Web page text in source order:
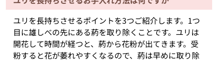
ユリを長持ちさせるポイントを3つご紹介します。1つ
目に雄しべの先にある葯を取り除くことです。ユリは
開花して時間が経つと、葯から花粉が出てきます。受
粉すると花が萎れやすくなるので、葯は早めに取り除